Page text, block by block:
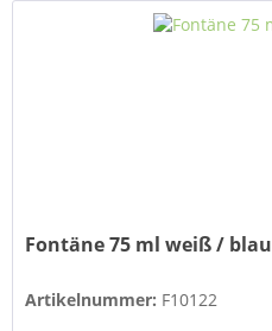
Fontäne 75 ml weiß / blau
Artikelnummer: F10122